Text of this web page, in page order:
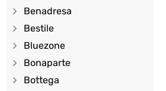
Benadresa
Bestile
Bluezone
Bonaparte
Bottega